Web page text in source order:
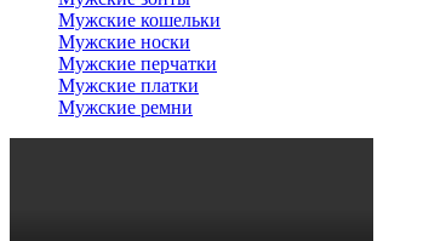
Мужские кошельки
Мужские носки
Мужские перчатки
Мужские платки
Мужские ремни